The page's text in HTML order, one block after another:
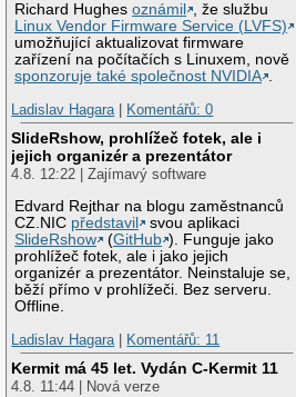
Richard Hughesoznámil
, že službu
Linux Vendor Firmware Service (LVFS)
umožňující aktualizovat firmware
zařízení na počítačích s Linuxem, nově
sponzoruje také společnost NVIDIA .
Ladislav Hagara | Komentářů: 0
SlideRshow, prohlížeč fotek, ale i
jejich organizér a prezentátor
4.8. 12:22 | Zajímavý software
Edvard Rejthar na blogu zaměstnanců
CZ.NIC představil
svou aplikaci
SlideRshow
(GitHub ). Funguje jako
prohlížeč fotek, ale i jako jejich
organizér a prezentátor. Neinstaluje se,
běží přímo v prohlížeči. Bez serveru.
Offline.
Ladislav Hagara | Komentářů: 11
Kermit má 45 let. Vydán C-Kermit 11
4.8. 11:44 | Nová verze